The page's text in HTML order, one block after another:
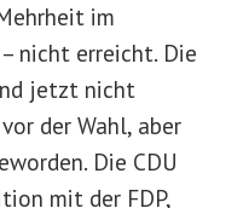
im
nicht erreicht. Die
jetzt nicht
der Wahl, aber
Die CDU
mit der FDP,